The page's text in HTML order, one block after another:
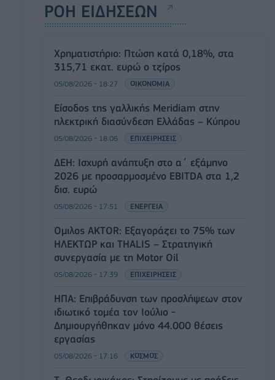
ΡΟΗ ΕΙΔΗΣΕΩΝ
Χρηματιστήριο: Πτώση κατά 0,18%, στα
315,71 εκατ. ευρώ ο τζίρος
05/08/2026 - 18:27 ΟΙΚΟΝΟΜΙΑ
Είσοδος της γαλλικής Meridiam στην
ηλεκτρική διασύνδεση Ελλάδας – Κύπρου
05/08/2026 - 18:06 ΕΠΙΧΕΙΡΗΣΕΙΣ
ΔΕΗ: Ισχυρή ανάπτυξη στο α΄ εξάμηνο
2026 με προσαρμοσμένο EBITDA στα 1,2
δισ. ευρώ
05/08/2026 - 17:51 ΕΝΕΡΓΕΙΑ
Όμιλος AKTOR: Εξαγοράζει το 75% των
ΗΛΕΚΤΩΡ και THALIS – Στρατηγική
συνεργασία με τη Motor Oil
05/08/2026 - 17:39 ΕΠΙΧΕΙΡΗΣΕΙΣ
ΗΠΑ: Επιβράδυνση των προσλήψεων στον
ιδιωτικό τομέα τον Ιούλιο -
Δημιουργήθηκαν μόνο 44.000 θέσεις
εργασίας
05/08/2026 - 17:16 ΚΟΣΜΟΣ